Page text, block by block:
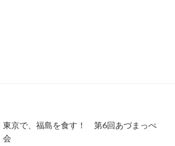
東京で、福島を食す！ 第6回あづまっぺ
会